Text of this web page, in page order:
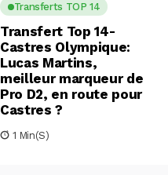
Transferts TOP 14
Transfert Top 14-
Castres Olympique:
Lucas Martins,
meilleur marqueur de
Pro D2, en route pour
Castres ?
1 Min(s)